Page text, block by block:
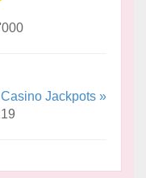
Casino Jackpots »